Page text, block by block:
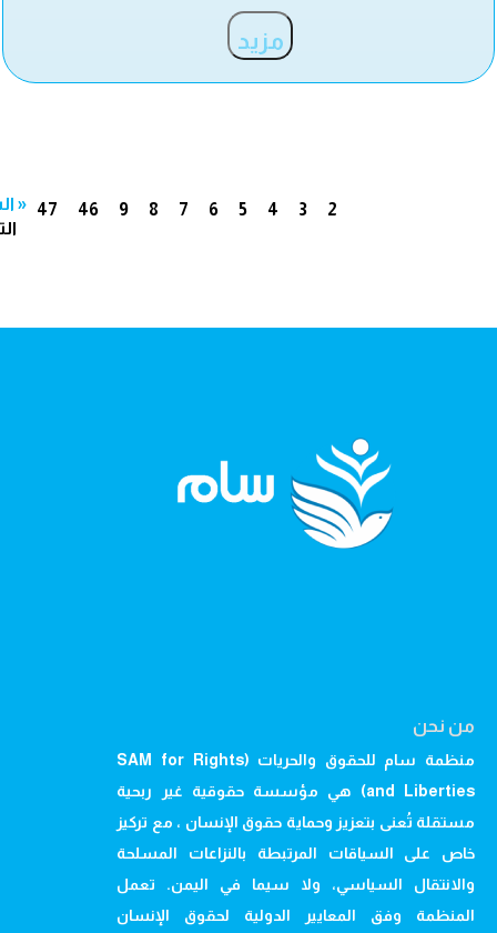
مزيد
« 2
3
4
5
6
7
8
9
46
47
من نحن
منظمة سام للحقوق والحريات (SAM for Rights
and Liberties) هي مؤسسة حقوقية غير ربحية
مستقلة تُعنى بتعزيز وحماية حقوق الإنسان ، مع تركيز
خاص على السياقات المرتبطة بالنزاعات المسلحة
والانتقال السياسي، ولا سيما في اليمن. تعمل
المنظمة وفق المعايير الدولية لحقوق الإنسان